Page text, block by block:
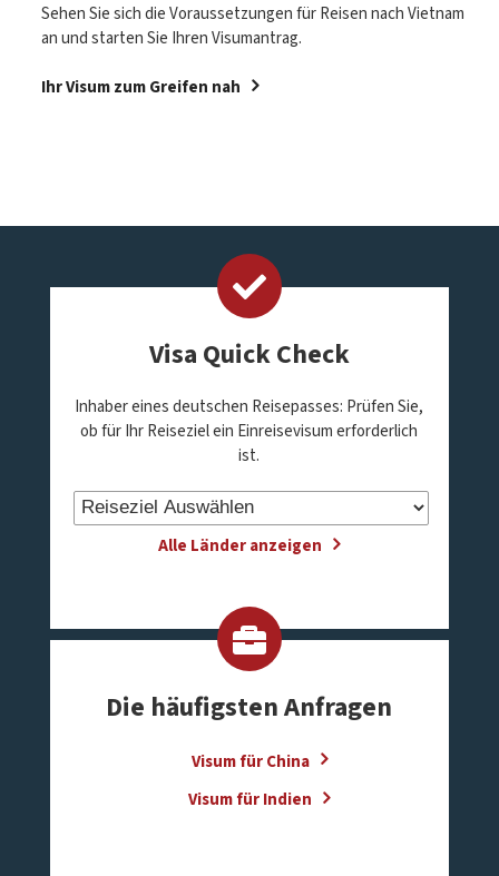
Sehen Sie sich die Voraussetzungen für Reisen nach Vietnam
an und starten Sie Ihren Visumantrag.
Ihr Visum zum Greifen nah
Visa Quick Check
Inhaber eines deutschen Reisepasses: Prüfen Sie,
ob für Ihr Reiseziel ein Einreisevisum erforderlich
ist.
Alle Länder anzeigen
Die häufigsten Anfragen
Visum für China
Visum für Indien